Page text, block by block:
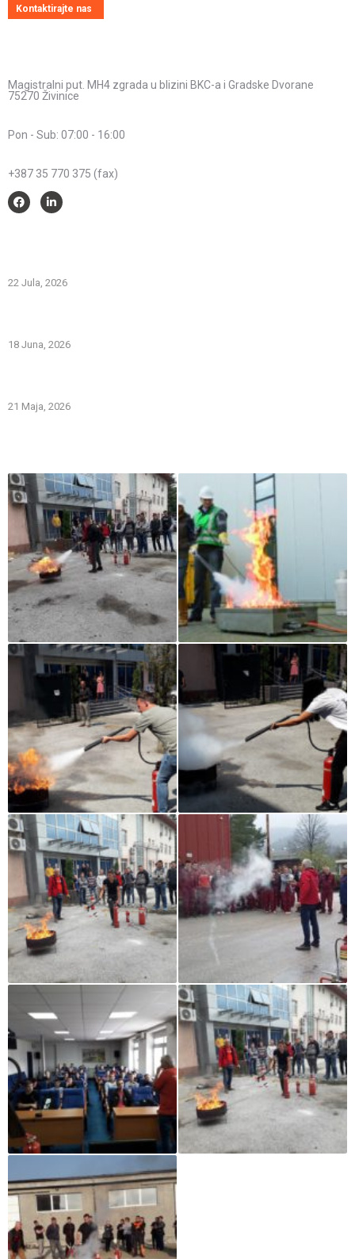
Kontaktirajte nas
Magistralni put. MH4 zgrada u blizini BKC-a i Gradske Dvorane
75270 Živinice
Pon - Sub: 07:00 - 16:00
+387 35 770 375 (fax)
22 Jula, 2026
18 Juna, 2026
21 Maja, 2026